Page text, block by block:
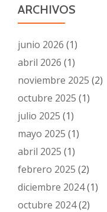
ARCHIVOS
junio 2026 (1)
abril 2026 (1)
noviembre 2025 (2)
octubre 2025 (1)
julio 2025 (1)
mayo 2025 (1)
abril 2025 (1)
febrero 2025 (2)
diciembre 2024(1)
octubre 2024(2)